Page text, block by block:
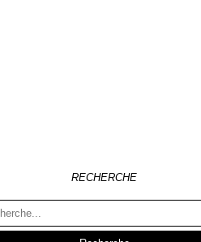
RECHERCHE